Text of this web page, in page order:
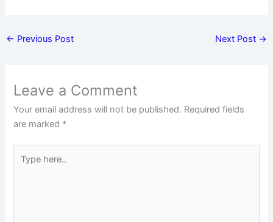
← Previous Post Next Post →
Leave a Comment
Your email address will not be published. Required fields
are marked *
here..